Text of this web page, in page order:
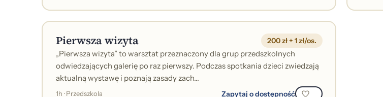
Pierwsza wizyta 200 zł + 1 zł/os.
„Pierwsza wizyta” to warsztat przeznaczony dla grup przedszkolnych
odwiedzających galerię po raz pierwszy. Podczas spotkania dzieci zwiedzają
aktualną wystawę i poznają zasady zach...
1h · Przedszkola Zapytaj o dostępność